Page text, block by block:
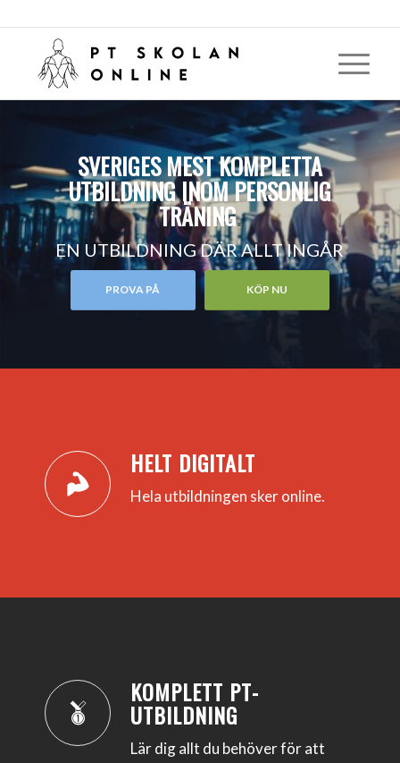
SVERIGES MEST KOMPLETTA
UTBILDNING INOM PERSONLIG
TRÄNING.
EN UTBILDNING DÄR ALLT INGÅR
PROVA PÅ KÖP NU
HELT DIGITALT
Hela utbildningen sker online.
KOMPLETT PT-
UTBILDNING
Lär dig allt du behöver för att